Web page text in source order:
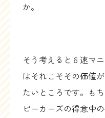
か。
そう考えると６速マ
はそれこそその価値
たいところです。も
ピーカーズの得意中